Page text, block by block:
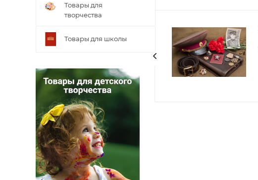
Товары для
творчества
Товары для школы